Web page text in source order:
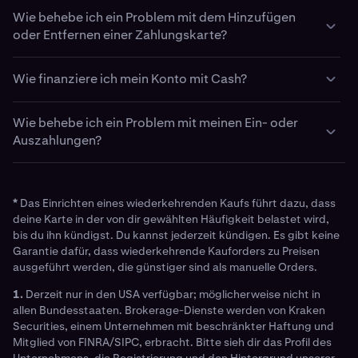
Kartentransaktion fehlschlagen kann. Die Liste dieser
Gründe ist nicht vollständig. Kontaktiere daher bitte
unser Support-Team, wenn deine Karte weiterhin nicht
funktioniert.
Wie behebe ich ein Problem mit dem Hinzufügen
oder Entfernen einer Zahlungskarte?
Zahlungskarte hinzufügst.
denke bitte daran, dass deine Karten- und Bankdaten
nicht bearbeitet werden können, wenn sie einmal
gespeichert wurden. Du musst die gespeicherten
aktualisierten Informationen wieder hinzufügen. Um
Karten- oder Bankdaten zu löschen, klickst du auf das
Profilsymbol in der oberen linken Ecke deines
Bildschirms und dann auf „Zahlungsmethoden“. Wähle
das Konto, das du löschen möchtest, schiebe es nach
links und klicke dann auf „Entfernen“.
Wie finanziere ich mein Konto mit Cash?
Konto einzahlen, um Kryptowährungen zu kaufen. Folge
diesenschrittweisen Anleitungen
auf dein Konto einzahlst.
Wie behebe ich ein Problem mit meinen Ein- oder
Auszahlungen?
Bearbeitungszeitenkönnen die Ankunft einer Ein- oder
Auszahlung beeinflussen.Befolge diese Schritte, wenn
deine Ein- oder Auszahlung nicht innerhalb des
geschätzten Zeitrahmens eintrifft.
* Das Einrichten eines wiederkehrenden Kaufs führt dazu, dass
deine Karte in der von dir gewählten Häufigkeit belastet wird,
bis du ihn kündigst. Du kannst jederzeit kündigen. Es gibt keine
Garantie dafür, dass wiederkehrende Kauforders zu Preisen
ausgeführt werden, die günstiger sind als manuelle Orders.
1. Derzeit nur in den USA verfügbar; möglicherweise nicht in
allen Bundesstaaten. Brokerage-Dienste werden von Kraken
Securities, einem Unternehmen mit beschränkter Haftung und
Mitglied von FINRA/SIPC, erbracht. Bitte sieh dir das Profil des